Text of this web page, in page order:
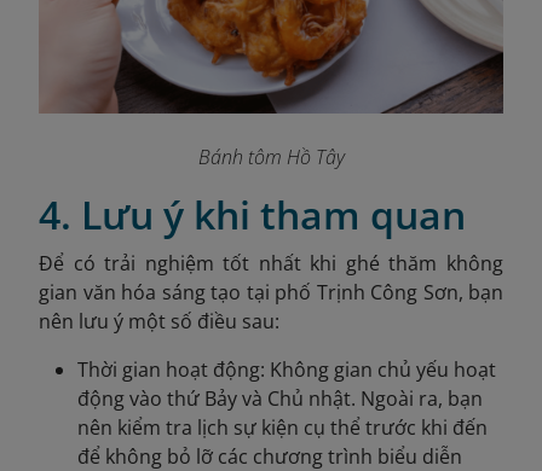
Bánh tôm Hồ Tây
4. Lưu ý khi tham quan
Để có trải nghiệm tốt nhất khi ghé thăm không
gian văn hóa sáng tạo tại phố Trịnh Công Sơn, bạn
nên lưu ý một số điều sau:
Thời gian hoạt động: Không gian chủ yếu hoạt
động vào thứ Bảy và Chủ nhật. Ngoài ra, bạn
nên kiểm tra lịch sự kiện cụ thể trước khi đến
để không bỏ lỡ các chương trình biểu diễn